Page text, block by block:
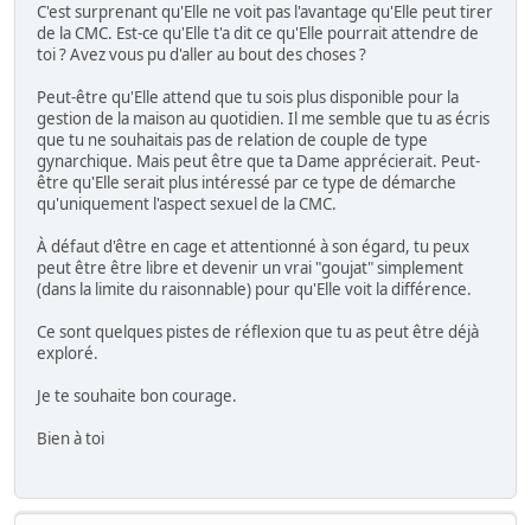
C'est surprenant qu'Elle ne voit pas l'avantage qu'Elle peut tirer
de la CMC. Est-ce qu'Elle t'a dit ce qu'Elle pourrait attendre de
toi ? Avez vous pu d'aller au bout des choses ?
Peut-être qu'Elle attend que tu sois plus disponible pour la
gestion de la maison au quotidien. Il me semble que tu as écris
que tu ne souhaitais pas de relation de couple de type
gynarchique. Mais peut être que ta Dame apprécierait. Peut-
être qu'Elle serait plus intéressé par ce type de démarche
qu'uniquement l'aspect sexuel de la CMC.
À défaut d'être en cage et attentionné à son égard, tu peux
peut être être libre et devenir un vrai "goujat" simplement
(dans la limite du raisonnable) pour qu'Elle voit la différence.
Ce sont quelques pistes de réflexion que tu as peut être déjà
exploré.
Je te souhaite bon courage.
Bien à toi